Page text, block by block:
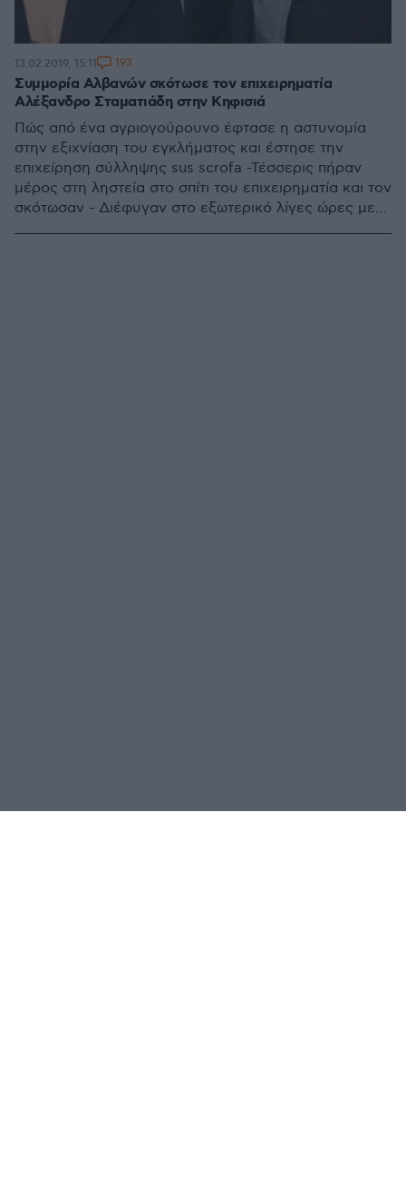
Συμμορία Αλβανών σκότωσε τον επιχειρηματία
Αλέξανδρο Σταματιάδη στην Κηφισιά
Πώς από ένα αγριογούρουνο έφτασε η αστυνομία
στην εξιχνίαση του εγκλήματος και έστησε την
επιχείρηση σύλληψης sus scrofa -Τέσσερις πήραν
μέρος στη ληστεία στο σπίτι του επιχειρηματία και τον
σκότωσαν - Διέφυγαν στο εξωτερικό λίγες ώρες μετά
13.02.2019, 15:11 193